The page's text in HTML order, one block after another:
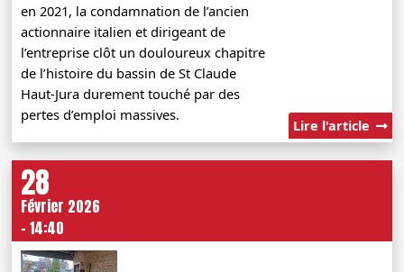
en 2021, la condamnation de l’ancien
actionnaire italien et dirigeant de
l’entreprise clôt un douloureux chapitre
de l’histoire du bassin de St Claude
Haut-Jura durement touché par des
pertes d’emploi massives.
Lire l'article
28
Février 2026
- 14:40